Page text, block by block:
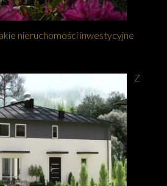
nieruchomości inwestycyjne
Z